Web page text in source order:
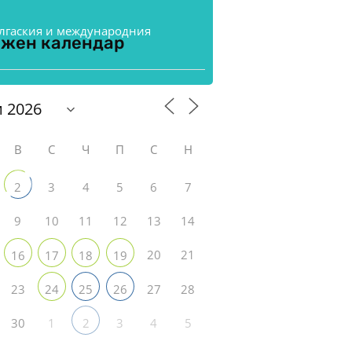
и международния
календар
В С Ч П С Н
2 3 4 5 6 7
9 10 11 12 13 14
16 17 18 19 20 21
23 24 25 26 27 28
30 1 2 3 4 5